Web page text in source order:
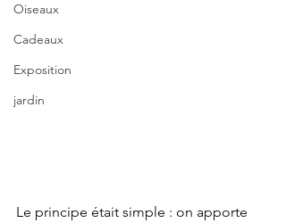
Oiseaux
Cadeaux
Exposition
jardin
Le principe était simple : on apporte